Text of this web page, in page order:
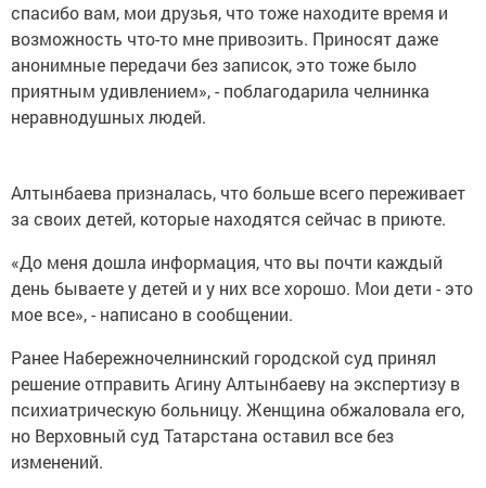
спасибо вам, мои друзья, что тоже находите время и
возможность что-то мне привозить. Приносят даже
анонимные передачи без записок, это тоже было
приятным удивлением», - поблагодарила челнинка
неравнодушных людей.
Алтынбаева призналась, что больше всего переживает
за своих детей, которые находятся сейчас в приюте.
«До меня дошла информация, что вы почти каждый
день бываете у детей и у них все хорошо. Мои дети - это
мое все», - написано в сообщении.
Ранее Набережночелнинский городской суд принял
решение отправить Агину Алтынбаеву на экспертизу в
психиатрическую больницу. Женщина обжаловала его,
но Верховный суд Татарстана оставил все без
изменений.